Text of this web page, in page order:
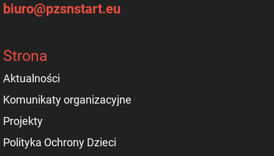
biuro@pzsnstart.eu
Strona
Aktualności
Komunikaty organizacyjne
Projekty
Polityka Ochrony Dzieci